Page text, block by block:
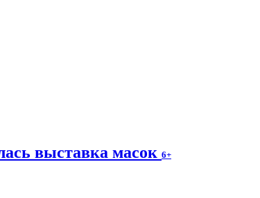
выставка масок 6+